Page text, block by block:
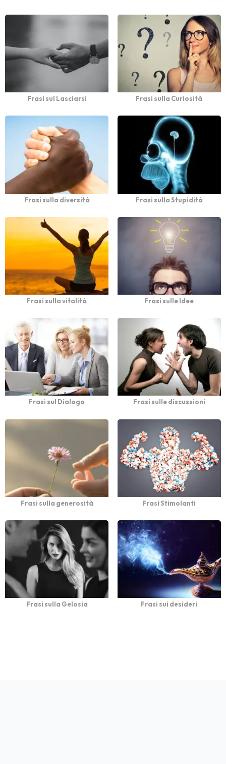
Frasi sul Lasciarsi Frasi sulla Curiosità
Frasi sulla diversità Frasi sulla Stupidità
Frasi sulla vitalità Frasi sulle Idee
Frasi sul Dialogo Frasi sulle discussioni
Frasi sulla generosità Frasi Stimolanti
Frasi sulla Gelosia Frasi sui desideri